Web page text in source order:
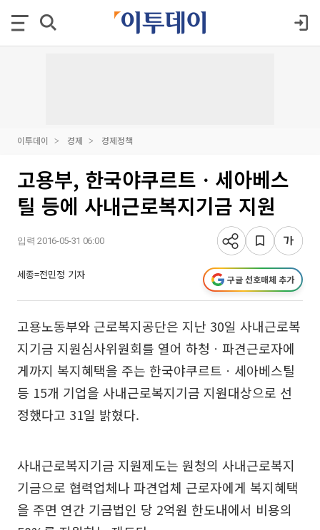
이투데이 경제 경제정책
고용부, 한국야쿠르트ㆍ세아베스
틸 등에 사내근로복지기금 지원
입력 2016-05-31 06:00
세종=전민정 기자 구글 선호매체 추가
고용노동부와 근로복지공단은 지난 30일 사내근로복
지기금 지원심사위원회를 열어 하청ㆍ파견근로자에
게까지 복지혜택을 주는 한국야쿠르트ㆍ세아베스틸
등 15개 기업을 사내근로복지기금 지원대상으로 선
정했다고 31일 밝혔다.
사내근로복지기금 지원제도는 원청의 사내근로복지
기금으로 협력업체나 파견업체 근로자에게 복지혜택
을 주면 연간 기금법인 당 2억원 한도내에서 비용의